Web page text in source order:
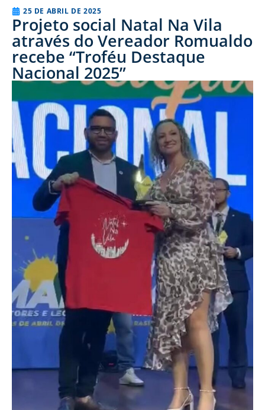
25 DE ABRIL DE 2025
Projeto social Natal Na Vila
através do Vereador Romualdo
recebe “Troféu Destaque
Nacional 2025”